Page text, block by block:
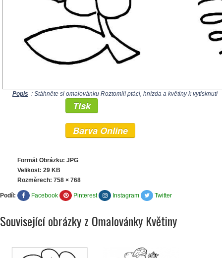
Popis : Stáhněte si omalovánku Roztomilí ptáci, hnízda a květiny k vytisknutí
Tisk
Barva Online
Formát Obrázku: JPG
Velikost: 29 KB
Rozměrech: 758 × 768
Podíl: Facebook Pinterest Instagram Twitter
Související obrázky z Omalovánky Květiny